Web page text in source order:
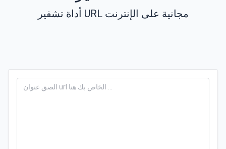
أداة تشفير URL مجانية على الإنترنت